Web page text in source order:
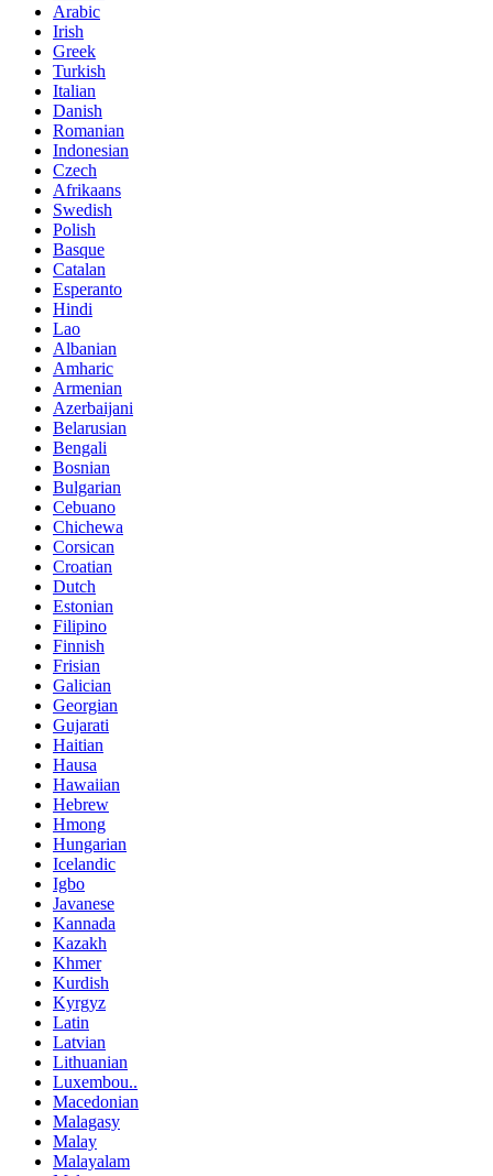
Arabic
Irish
Greek
Turkish
Italian
Danish
Romanian
Indonesian
Czech
Afrikaans
Swedish
Polish
Basque
Catalan
Esperanto
Hindi
Lao
Albanian
Amharic
Armenian
Azerbaijani
Belarusian
Bengali
Bosnian
Bulgarian
Cebuano
Chichewa
Corsican
Croatian
Dutch
Estonian
Filipino
Finnish
Frisian
Galician
Georgian
Gujarati
Haitian
Hausa
Hawaiian
Hebrew
Hmong
Hungarian
Icelandic
Igbo
Javanese
Kannada
Kazakh
Khmer
Kurdish
Kyrgyz
Latin
Latvian
Lithuanian
Luxembou..
Macedonian
Malagasy
Malay
Malayalam